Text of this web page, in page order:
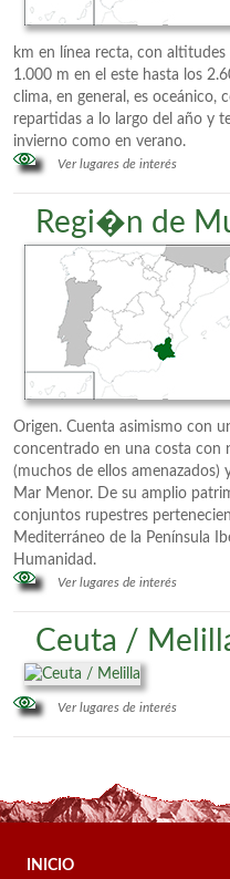
km en línea recta, con
1.000 m en el este hasta los
clima, en general, es oceánico,
repartidas a lo largo del año y
invierno como en verano.
Ver lugares de interés
Regi�n de
Origen. Cuenta asimismo con
concentrado en una costa con
(muchos de ellos amenazados)
Mar Menor. De su amplio
conjuntos rupestres
Mediterráneo de la Península
Humanidad.
Ver lugares de interés
Ceuta /
Ver lugares de interés
INICIO